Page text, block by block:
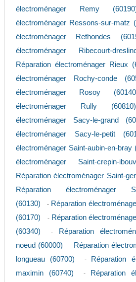
électroménager Remy
électroménager Ressons-sur-matz
électroménager Rethondes
électroménager Ribecourt-
Réparation électroménager Rieux
électroménager Rochy-conde
électroménager Rosoy
électroménager Rully (60810)
électroménager Sacy-le-grand
électroménager Sacy-le-petit
électroménager Saint-aubin-en-bray
électroménager Saint-crepin-
Réparation électroménager Saint-
Réparation électroménager
(60130)
- Réparation
(60170)
- Réparation
(60340)
-
Réparation
noeud (60000)
- Réparation
longueau (60700)
-
Réparation
maximin (60740)
-
Réparation